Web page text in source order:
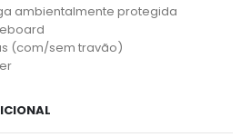
ambientalmente protegida
(com/sem travão)